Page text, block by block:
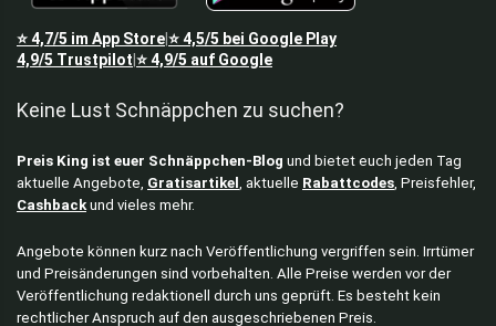
⭐4,7/5 im App Store⭐4,5/5 bei Google Play
4,9/5 Trustpilot ⭐4,9/5 auf Google
Keine Lust Schnäppchen zu suchen?
Preis King ist euer Schnäppchen-Blog und bietet euch jeden Tag
aktuelle Angebote, Gratisartikel , aktuelle Rabattcodes , Preisfehler,
Cashback und vieles mehr.
Angebote können kurz nach Veröffentlichung vergriffen sein. Irrtümer
und Preisänderungen sind vorbehalten. Alle Preise werden vor der
Veröffentlichung redaktionell durch uns geprüft. Es besteht kein
rechtlicher Anspruch auf den ausgeschriebenen Preis.